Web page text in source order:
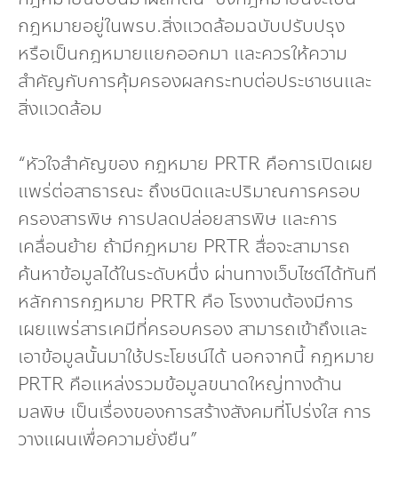
กฎหมายอยู่ในพรบ.สิ่งแวดล้อมฉบับปรับปรุง
หรือเป็นกฎหมายแยกออกมา และควรให้ความ
สำคัญกับการคุ้มครองผลกระทบต่อประชาชนและ
สิ่งแวดล้อม
“หัวใจสำคัญของ กฎหมาย PRTR คือการเปิดเผย
แพร่ต่อสาธารณะ ถึงชนิดและปริมาณการครอบ
ครองสารพิษ การปลดปล่อยสารพิษ และการ
เคลื่อนย้าย ถ้ามีกฎหมาย PRTR สื่อจะสามารถ
ค้นหาข้อมูลได้ในระดับหนึ่ง ผ่านทางเว็บไซต์ได้ทันที
หลักการกฎหมาย PRTR คือ โรงงานต้องมีการ
เผยแพร่สารเคมีที่ครอบครอง สามารถเข้าถึงและ
เอาข้อมูลนั้นมาใช้ประโยชน์ได้ นอกจากนี้ กฎหมาย
PRTR คือแหล่งรวมข้อมูลขนาดใหญ่ทางด้าน
มลพิษ เป็นเรื่องของการสร้างสังคมที่โปร่งใส การ
วางแผนเพื่อความยั่งยืน”